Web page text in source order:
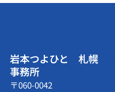
岩本つよひと 札幌
事務所
〒060-0042